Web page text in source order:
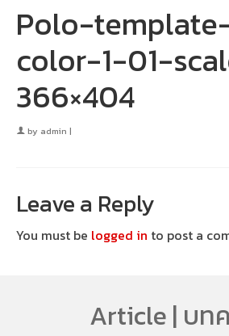
Polo-
color-1-01-
366×404
by admin |
Leave a Reply
You must be logged in to post a
Article | บท